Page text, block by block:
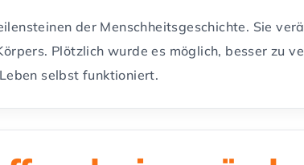
der Menschheitsgeschichte. Sie
Plötzlich wurde es möglich, besser zu
selbst funktioniert.